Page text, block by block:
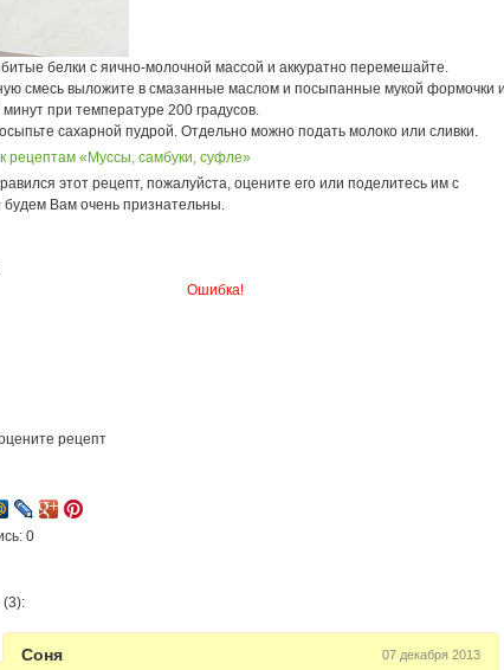
белки с яично-молочной массой и аккуратно перемешайте.
смесь выложите в смазанные маслом и посыпанные мукой формочки
при температуре 200 градусов.
сахарной пудрой. Отдельно можно подать молоко или сливки.
рецептам «Муссы, самбуки, суфле»
этот рецепт, пожалуйста, оцените его или поделитесь им с
Вам очень признательны.
Ошибка!
рецепт
0
(3):
Соня 07 декабря 2013